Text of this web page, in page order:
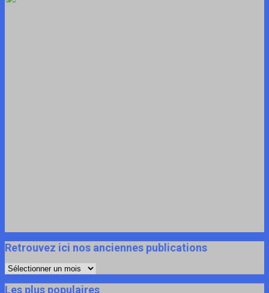
Retrouvez ici nos anciennes publications
Retrouvez
ici
Les plus populaires